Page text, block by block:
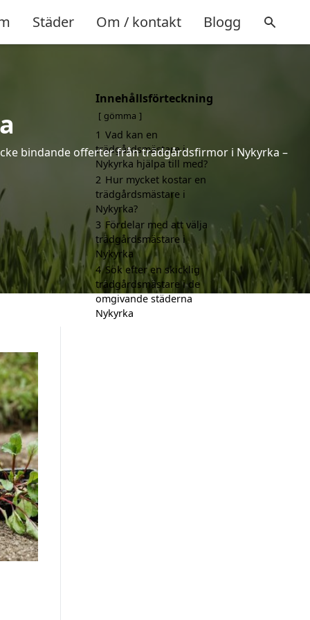
Städer Om / kontakt Blogg
bindande offerter från trädgårdsfirmor i Nykyrka –
Innehållsförteckning
gömma
1 Vad kan en
trädgårdsmästare i
Nykyrka hjälpa till med?
2 Hur mycket kostar en
trädgårdsmästare i
Nykyrka?
3 Fördelar med att välja
trädgårdsmästare i
Nykyrka
4 Sök efter en skicklig
trädgårdsmästare i de
omgivande städerna
Nykyrka